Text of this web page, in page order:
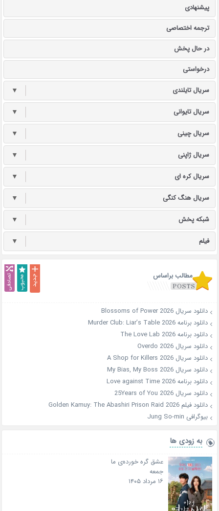
پیشنهادی
ترجمه اختصاصی
در حال پخش
درخواستی
سریال تایلندی ▼
سریال تایوانی ▼
سریال چینی ▼
سریال ژاپنی ▼
سریال کره ای ▼
سریال هنگ کنگی ▼
شبکه پخش ▼
فیلم ▼
مطالب براساس
دانلود سریال Blossoms of Power 2026
دانلود برنامه Murder Club: Liar’s Table 2026
دانلود برنامه The Love Lab 2026
دانلود سریال Overdo 2026
دانلود سریال A Shop for Killers 2026
دانلود سریال My Bias, My Boss 2026
دانلود برنامه Love against Time 2026
دانلود سریال 25Years of You 2026
دانلود فیلم Golden Kamuy: The Abashiri Prison Raid 2026
بیوگرافی Jung So-min
به زودی ها
عشق گره خورده‌ی ما
جمعه
۱۶ مرداد ۱۴۰۵